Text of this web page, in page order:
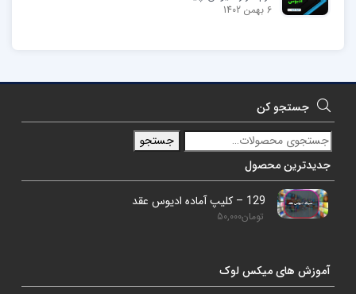
6 بهمن 1402
جستجو کن
جستجو
جدیدترین محصول
129 – کلیپ آماده ادیوس عقد
تومان50,000
آموزش های میکس لوک